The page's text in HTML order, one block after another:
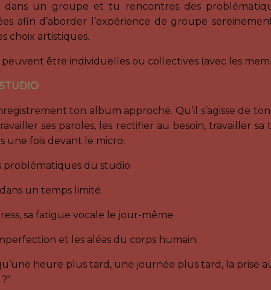
dans un groupe et tu rencontres des
afin d’aborder l’expérience de groupe
choix artistiques.
peuvent être individuelles ou collectives (avec les
ton album approche. Qu’il s’agisse
ses paroles, les rectifier au besoin, travailler
une fois devant le micro:
problématiques du studio
un temps limité
sa fatigue vocale le jour-même
et les aléas du corps humain.
heure plus tard, une journée plus tard, la prise